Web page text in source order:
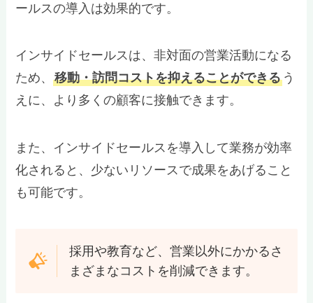
ールスの導入は効果的です。
インサイドセールスは、非対面の営業活動になる
ため、移動・訪問コストを抑えることができる う
えに、より多くの顧客に接触できます。
また、インサイドセールスを導入して業務が効率
化されると、少ないリソースで成果をあげること
も可能です。
採用や教育など、営業以外にかかるさ
まざまなコストを削減できます。